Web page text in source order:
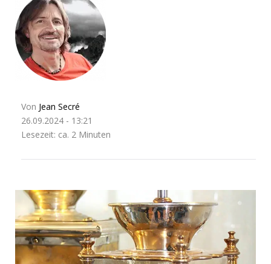
Von Jean Secré
26.09.2024 - 13:21
Lesezeit: ca. 2 Minuten